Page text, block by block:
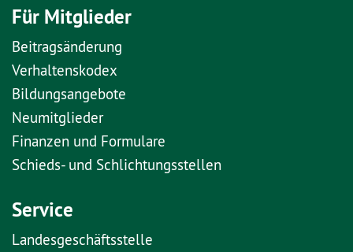
Für Mitglieder
Beitragsänderung
Verhaltenskodex
Bildungsangebote
Neumitglieder
Finanzen und Formulare
Schieds- und Schlichtungsstellen
Service
Landesgeschäftsstelle